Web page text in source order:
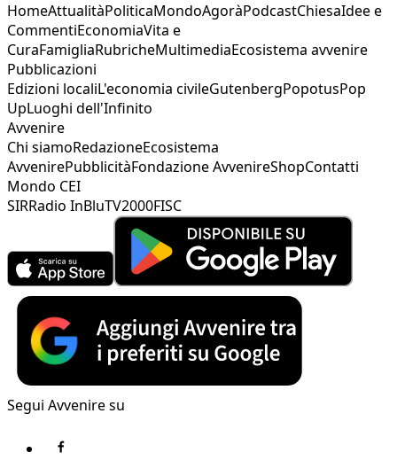
HomeAttualitàPoliticaMondoAgoràPodcastChiesaIdee e
CommentiEconomiaVita e
CuraFamigliaRubricheMultimediaEcosistema avvenire
Pubblicazioni
Edizioni localiL'economia civileGutenbergPopotusPop
UpLuoghi dell'Infinito
Avvenire
Chi siamoRedazioneEcosistema
AvvenirePubblicitàFondazione AvvenireShopContatti
Mondo CEI
SIRRadio InBluTV2000FISC
Segui Avvenire su